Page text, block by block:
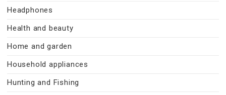
Headphones
Health and beauty
Home and garden
Household appliances
Hunting and Fishing